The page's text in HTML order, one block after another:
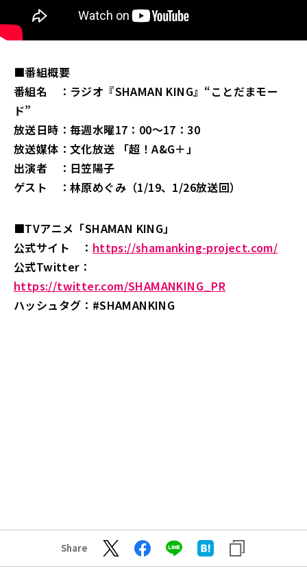
■番組概要
番組名 ：ラジオ『SHAMAN KING』“ことだまモー
ド”
放送日時：毎週水曜17：00～17：30
放送媒体：文化放送 「超！A&G＋」
出演者 ：日笠陽子
ゲスト ：林原めぐみ（1/19、1/26放送回）
■TVアニメ「SHAMAN KING」
公式サイト ： https://shamanking-project.com/
公式Twitter：
https://twitter.com/SHAMANKING_PR
ハッシュタグ：#SHAMANKING
Share